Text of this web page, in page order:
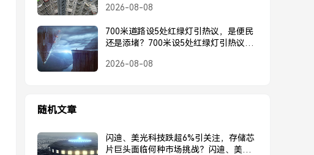
太阳太过分了
2026-08-08
700米道路设5处红绿灯引热议，是便民
还是添堵？700米设5处红绿灯引热议，
2026-08-08
随机文章
闪迪、美光科技跌超6%引关注，存储芯
片巨头面临何种市场挑战？闪迪、美光